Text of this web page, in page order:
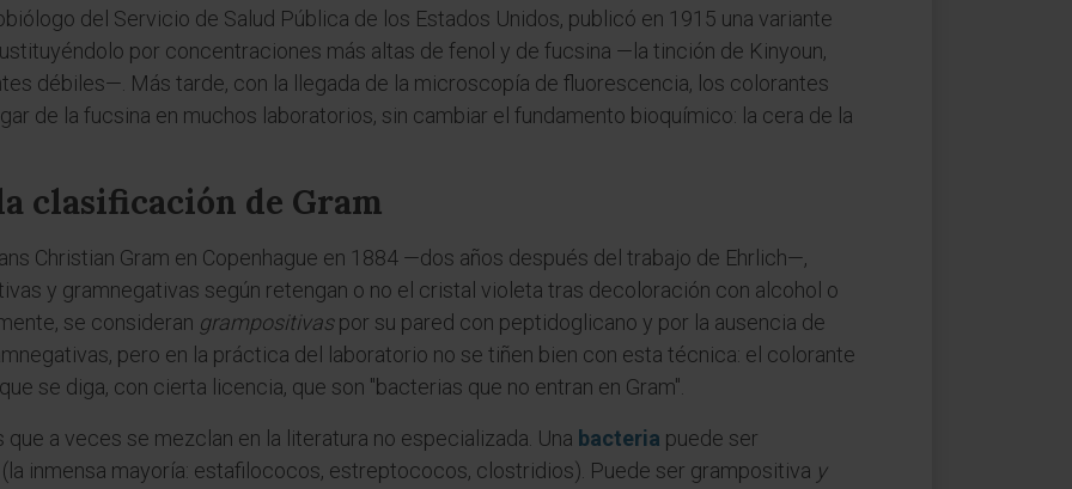
del Servicio de Salud Pública de los Estados Unidos, publicó en 1915 una variante
por concentraciones más altas de fenol y de fucsina —la tinción de Kinyoun,
débiles—. Más tarde, con la llegada de la microscopía de fluorescencia, los colorantes
de la fucsina en muchos laboratorios, sin cambiar el fundamento bioquímico: la cera de la
clasificación de Gram
Christian Gram en Copenhague en 1884 —dos años después del trabajo de Ehrlich—,
y gramnegativas según retengan o no el cristal violeta tras decoloración con alcohol o
se consideran grampositivaspor su pared con peptidoglicano y por la ausencia de
pero en la práctica del laboratorio no se tiñen bien con esta técnica: el colorante
se diga, con cierta licencia, que son "bacterias que no entran en Gram".
a veces se mezclan en la literatura no especializada. Una bacteria puede ser
inmensa mayoría: estafilococos, estreptococos, clostridios). Puede ser grampositiva y